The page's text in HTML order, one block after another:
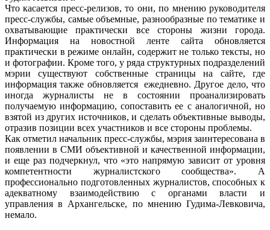
Что касается пресс-релизов, то они, по мнению руководителя
пресс-службы, самые объемные, разнообразные по тематике и
охватывающие практически все стороны жизни города.
Информация на новостной ленте сайта обновляется
практически в режиме онлайн, содержит не только тексты, но
и фотографии. Кроме того, у ряда структурных подразделений
мэрии существуют собственные страницы на сайте, где
информация также обновляется ежедневно. Другое дело, что
иногда журналисты не в состоянии проанализировать
получаемую информацию, сопоставить ее с аналогичной, но
взятой из других источников, и сделать объективные выводы,
отразив позиции всех участников и все стороны проблемы.
Как отметил начальник пресс-службы, мэрия заинтересована в
появлении в СМИ объективной и качественной информации,
и еще раз подчеркнул, что «это напрямую зависит от уровня
компетентности журналистского сообщества». А
профессионально подготовленных журналистов, способных к
адекватному взаимодействию с органами власти и
управления в Архангельске, по мнению Гудима-Левковича,
немало.